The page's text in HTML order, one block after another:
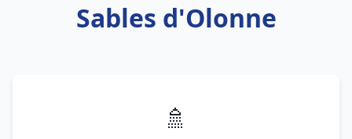
Sables d'Olonne
🚿